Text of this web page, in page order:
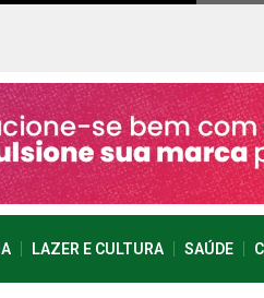
LAZER E CULTURA SAÚDE